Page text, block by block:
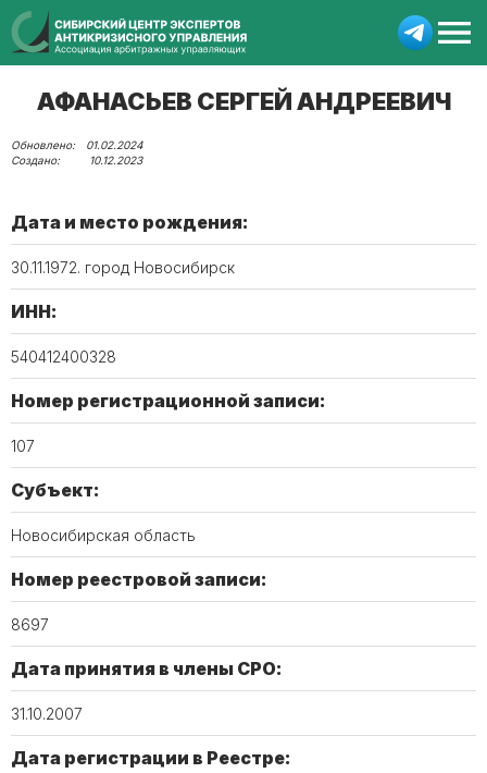
АФАНАСЬЕВ СЕРГЕЙ АНДРЕЕВИЧ
01.02.2024
10.12.2023
Дата и место рождения:
30.11.1972. город Новосибирск
ИНН:
540412400328
Номер регистрационной записи:
107
Субъект:
Новосибирская область
Номер реестровой записи:
8697
Дата принятия в члены СРО:
31.10.2007
Дата регистрации в Реестре: